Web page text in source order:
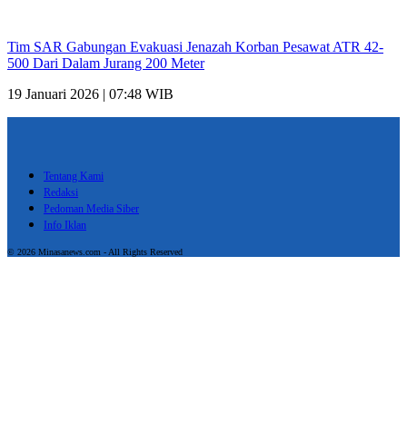
Tim SAR Gabungan Evakuasi Jenazah Korban Pesawat ATR 42-
500 Dari Dalam Jurang 200 Meter
19 Januari 2026 | 07:48 WIB
Tentang Kami
Redaksi
Pedoman Media Siber
Info Iklan
© 2026 Minasanews.com - All Rights Reserved